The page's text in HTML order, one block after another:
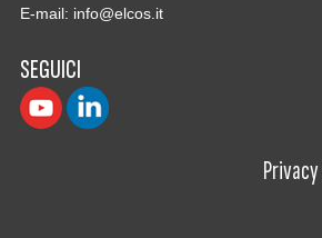
E-mail: info@elcos.it
SEGUICI